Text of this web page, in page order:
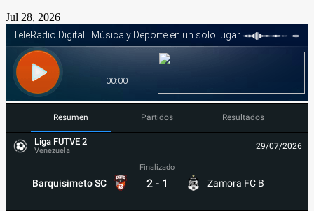
Jul 28, 2026
Resumen Partidos Resultados
Liga FUTVE 2
Venezuela 29/07/2026
Barquisimeto SC
Finalizado
2 - 1 Zamora FC B